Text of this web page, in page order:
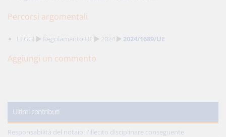
Percorsi argomentali
LEGGI Regolamento UE 2024 2024/1689/UE
Aggiungi un commento
Ultimi contributi
Responsabilità del notaio: l'illecito disciplinare conseguente